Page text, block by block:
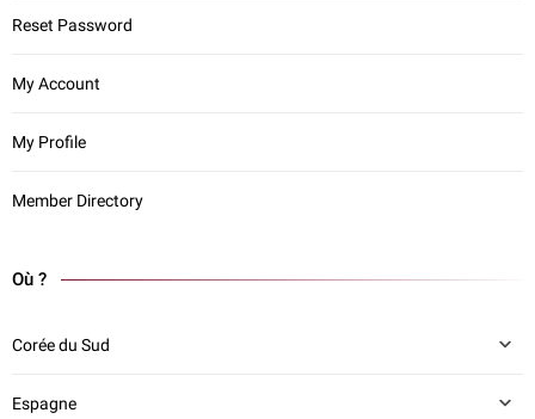
Reset Password
My Account
My Profile
Member Directory
Où ?
Corée du Sud
Espagne